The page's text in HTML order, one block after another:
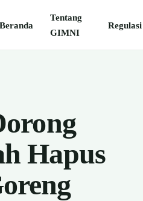
Beranda
Tentang
GIMNI
Regulasi
Hapus